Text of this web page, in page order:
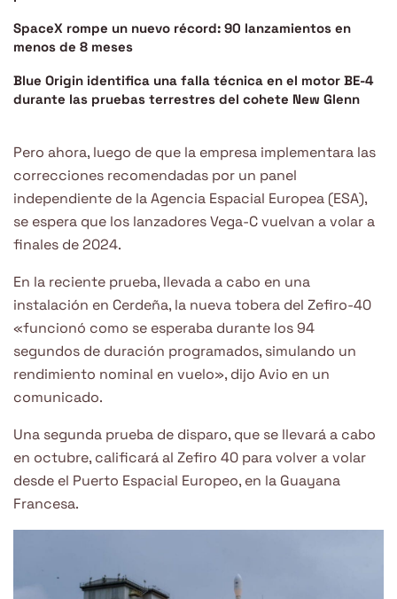
SpaceX rompe un nuevo récord: 90 lanzamientos en
menos de 8 meses
Blue Origin identifica una falla técnica en el motor BE-4
durante las pruebas terrestres del cohete New Glenn
Pero ahora, luego de que la empresa implementara las
correcciones recomendadas por un panel
independiente de la Agencia Espacial Europea (ESA),
se espera que los lanzadores Vega-C vuelvan a volar a
finales de 2024.
En la reciente prueba, llevada a cabo en una
instalación en Cerdeña, la nueva tobera del Zefiro-40
«funcionó como se esperaba durante los 94
segundos de duración programados, simulando un
rendimiento nominal en vuelo», dijo Avio en un
comunicado.
Una segunda prueba de disparo, que se llevará a cabo
en octubre, calificará al Zefiro 40 para volver a volar
desde el Puerto Espacial Europeo, en la Guayana
Francesa.